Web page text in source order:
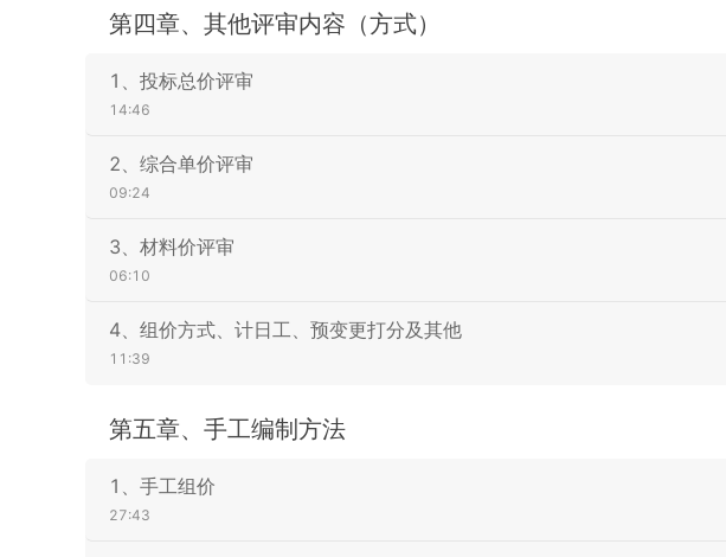
第四章、其他评审内容（方式）
1、投标总价评审
14:46
2、综合单价评审
09:24
3、材料价评审
06:10
4、组价方式、计日工、预变更打分及其他
11:39
第五章、手工编制方法
1、手工组价
27:43